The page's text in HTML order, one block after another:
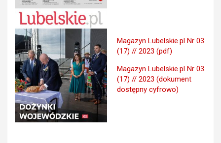
Magazyn Lubelskie.pl Nr 03
(17) // 2023 (pdf)
Magazyn Lubelskie.pl Nr 03
(17) // 2023 (dokument
dostępny cyfrowo)